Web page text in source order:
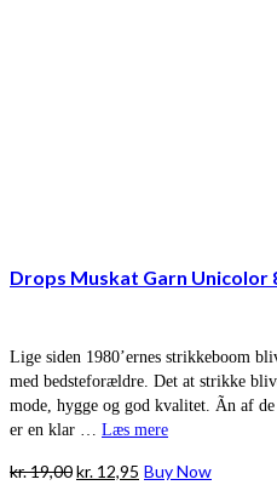
Drops Muskat Garn
Lige siden 1980’ernes strikkeboom
med bedsteforældre. Det at strikke
mode, hygge og god kvalitet. Ãn af
er en klar … Læs mere
kr.19,00Den
kr. 12,95 Den
Buy Now